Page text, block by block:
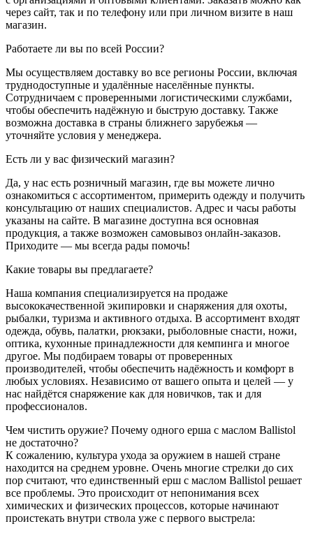
через сайт, так и по телефону или при личном визите в наш
магазин.
Работаете ли вы по всей России?
Мы осуществляем доставку во все регионы России, включая
труднодоступные и удалённые населённые пункты.
Сотрудничаем с проверенными логистическими службами,
чтобы обеспечить надёжную и быструю доставку. Также
возможна доставка в страны ближнего зарубежья —
уточняйте условия у менеджера.
Есть ли у вас физический магазин?
Да, у нас есть розничный магазин, где вы можете лично
ознакомиться с ассортиментом, примерить одежду и получить
консультацию от наших специалистов. Адрес и часы работы
указаны на сайте. В магазине доступна вся основная
продукция, а также возможен самовывоз онлайн-заказов.
Приходите — мы всегда рады помочь!
Какие товары вы предлагаете?
Наша компания специализируется на продаже
высококачественной экипировки и снаряжения для охоты,
рыбалки, туризма и активного отдыха. В ассортимент входят
одежда, обувь, палатки, рюкзаки, рыболовные снасти, ножи,
оптика, кухонные принадлежности для кемпинга и многое
другое. Мы подбираем товары от проверенных
производителей, чтобы обеспечить надёжность и комфорт в
любых условиях. Независимо от вашего опыта и целей — у
нас найдётся снаряжение как для новичков, так и для
профессионалов.
Чем чистить оружие? Почему одного ерша с маслом Ballistol
не достаточно?
К сожалению, культура ухода за оружием в нашей стране
находится на среднем уровне. Очень многие стрелки до сих
пор считают, что единственный ерш с маслом Ballistol решает
все проблемы. Это происходит от непонимания всех
химических и физических процессов, которые начинают
проистекать внутри ствола уже с первого выстрела: